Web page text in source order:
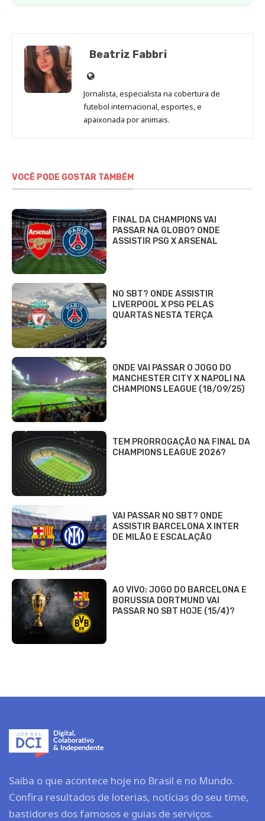
Beatriz Fabbri
Site
de
Beatriz
Fabbri
Jornalista, especialista na cobertura de
futebol internacional, esportes, e
apaixonada por animais.
VOCÊ PODE GOSTAR TAMBÉM
FINAL DA CHAMPIONS VAI
PASSAR NA GLOBO? ONDE
ASSISTIR PSG X ARSENAL
NO SBT? ONDE ASSISTIR
LIVERPOOL X PSG PELAS
QUARTAS NESTA TERÇA
ONDE VAI PASSAR O JOGO DO
MANCHESTER CITY X NAPOLI NA
CHAMPIONS LEAGUE (18/09/25)
TEM PRORROGAÇÃO NA FINAL DA
CHAMPIONS LEAGUE 2026?
VAI PASSAR NO SBT? ONDE
ASSISTIR BARCELONA X INTER
DE MILÃO E ESCALAÇÃO
AO VIVO: JOGO DO BARCELONA E
BORUSSIA DORTMUND VAI
PASSAR NO SBT HOJE (15/4)?
Saiba o que acontece hoje no Brasil e no Mundo.
Confira resultados de loterias, notícias do seu time,
bastidores dos famosos e guias de serviços.